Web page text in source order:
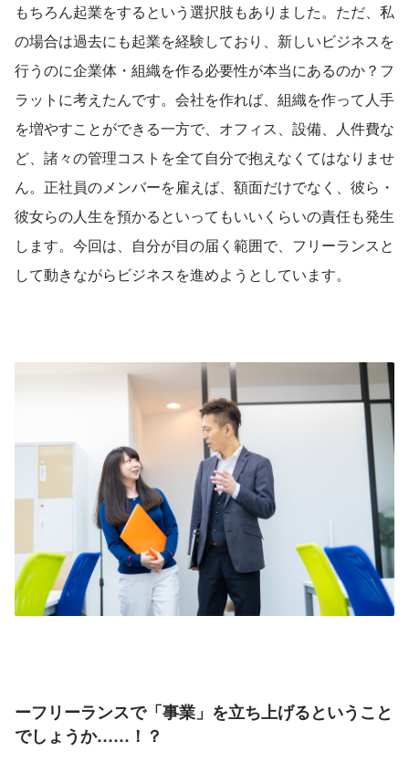
もちろん起業をするという選択肢もありました。ただ、私
の場合は過去にも起業を経験しており、新しいビジネスを
行うのに企業体・組織を作る必要性が本当にあるのか？フ
ラットに考えたんです。会社を作れば、組織を作って人手
を増やすことができる一方で、オフィス、設備、人件費な
ど、諸々の管理コストを全て自分で抱えなくてはなりませ
ん。正社員のメンバーを雇えば、額面だけでなく、彼ら・
彼女らの人生を預かるといってもいいくらいの責任も発生
します。今回は、自分が目の届く範囲で、フリーランスと
して動きながらビジネスを進めようとしています。
ーフリーランスで「事業」を立ち上げるということ
でしょうか……！？